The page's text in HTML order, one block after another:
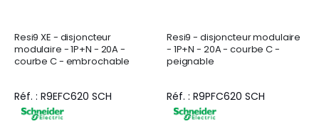
Resi9 XE - disjoncteur
modulaire - 1P+N - 20A -
courbe C - embrochable
Réf. : R9EFC620 SCH
Resi9 - disjoncteur modulaire
- 1P+N - 20A - courbe C -
peignable
Réf. : R9PFC620 SCH